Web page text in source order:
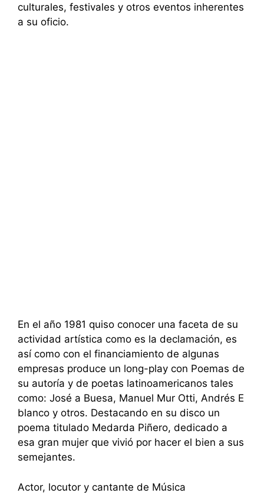
culturales, festivales y otros eventos inherentes
a su oficio.
En el año 1981 quiso conocer una faceta de su
actividad artística como es la declamación, es
así como con el financiamiento de algunas
empresas produce un long-play con Poemas de
su autoría y de poetas latinoamericanos tales
como: José a Buesa, Manuel Mur Otti, Andrés E
blanco y otros. Destacando en su disco un
poema titulado Medarda Piñero, dedicado a
esa gran mujer que vivió por hacer el bien a sus
semejantes.
Actor, locutor y cantante de Música